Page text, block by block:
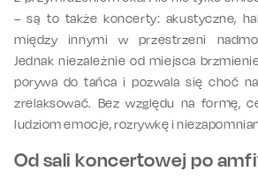
– są to także koncerty: akustyczne,
między innymi w przestrzeni
Jednak niezależnie od miejsca
porywa do tańca i pozwala się choć
zrelaksować. Bez względu na formę,
ludziom emocje, rozrywkę i
Od sali koncertowej po